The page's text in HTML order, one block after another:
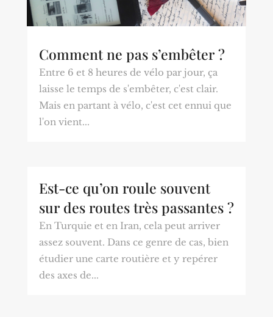
Comment ne pas s’embêter ?
Entre 6 et 8 heures de vélo par jour, ça
laisse le temps de s'embêter, c'est clair.
Mais en partant à vélo, c'est cet ennui que
l'on vient...
Est-ce qu’on roule souvent
sur des routes très passantes ?
En Turquie et en Iran, cela peut arriver
assez souvent. Dans ce genre de cas, bien
étudier une carte routière et y repérer
des axes de...